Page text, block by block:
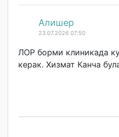
Алишер
23.07.2026 07:50
ЛОР борми клиникада
керак. Хизмат Канча